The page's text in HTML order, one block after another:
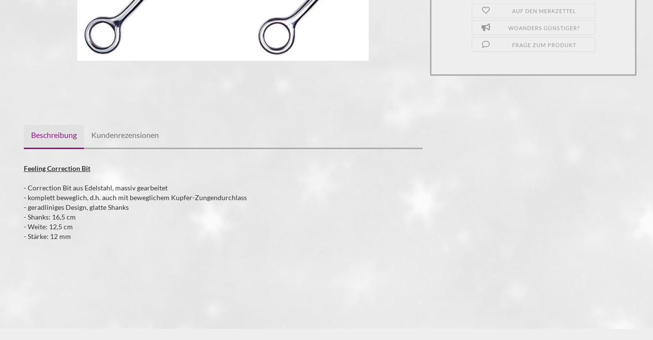
AUF DEN MERKZETTEL
WOANDERS GÜNSTIGER?
FRAGE ZUM PRODUKT
Beschreibung Kundenrezensionen
Feeling Correction Bit
- Correction Bit aus Edelstahl, massiv gearbeitet
- komplett beweglich, d.h. auch mit beweglichem Kupfer-Zungendurchlass
- geradliniges Design, glatte Shanks
- Shanks: 16,5 cm
- Weite: 12,5 cm
- Stärke: 12 mm